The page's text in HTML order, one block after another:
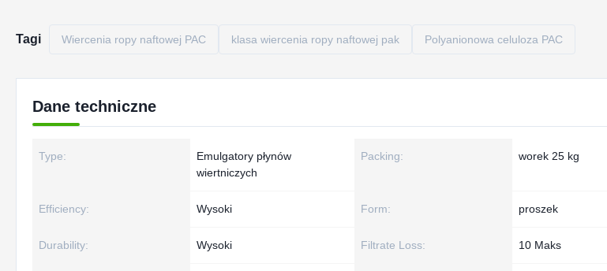
Tagi Wiercenia ropy naftowej PAC klasa wiercenia ropy naftowej pak Polyanionowa celuloza PAC
Dane techniczne
Type:
Emulgatory płynów
wiertniczych
Packing: worek 25 kg
Efficiency: Wysoki Form: proszek
Durability: Wysoki Filtrate Loss: 10 Maks